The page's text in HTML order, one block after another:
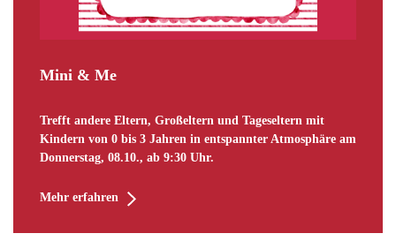
Mini & Me
Trefft andere Eltern, Großeltern und Tageseltern mit
Kindern von 0 bis 3 Jahren in entspannter Atmosphäre am
Donnerstag, 08.10., ab 9:30 Uhr.
Mehr erfahren